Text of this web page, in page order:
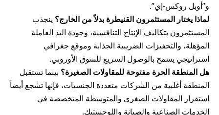
و”أوبل روكس-إي”.
لماذا يختار المستثمرون القنيطرة بدلاً من الخارج؟ ينجذب
المستثمرون بتكاليف الإنتاج التنافسية، وجودة اليد العاملة
المؤهلة، والتحفيزات الضريبية الجذابة وموقع جغرافي
استراتيجي يسمح بالوصول السريع للسوق الأوروبي.
هل المنطقة الحرة مفتوحة للمقاولات الصغيرة؟ بينما تستقبل
المنطقة أغلبية من الشركات متعددة الجنسيات، فإنها تشجع أيضاً
استقرار المقاولات الصغرى والمتوسطة المتخصصة في
الخدمات الصناعية والصيانة واللوجستيك.